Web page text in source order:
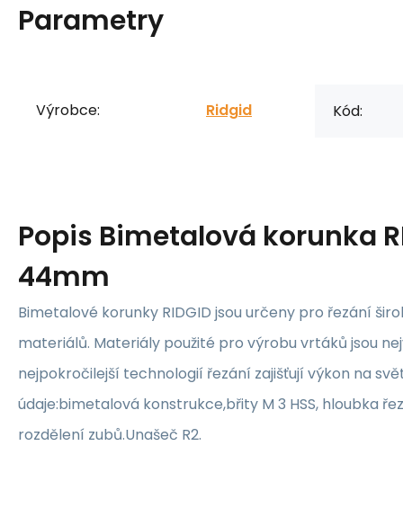
Parametry
Výrobce: Ridgid Kód:
Popis Bimetalová korunka
44mm
Bimetalové korunky RIDGID jsou určeny pro řezání
materiálů. Materiály použité pro výrobu vrtáků jsou
nejpokročilejší technologií řezání zajišťují výkon na
údaje:bimetalová konstrukce,břity M 3 HSS, hloubka
rozdělení zubů.Unašeč R2.